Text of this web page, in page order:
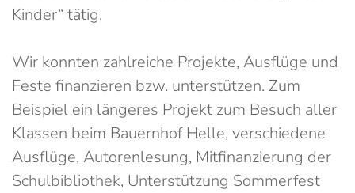
Kinder“ tätig.
Wir konnten zahlreiche Projekte, Ausflüge und
Feste finanzieren bzw. unterstützen. Zum
Beispiel ein längeres Projekt zum Besuch aller
Klassen beim Bauernhof Helle, verschiedene
Ausflüge, Autorenlesung, Mitfinanzierung der
Schulbibliothek, Unterstützung Sommerfest